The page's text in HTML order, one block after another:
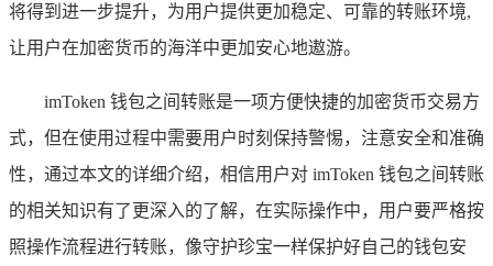
将得到进一步提升，为用户提供更加稳定、可靠的转账环境,
让用户在加密货币的海洋中更加安心地遨游。
imToken 钱包之间转账是一项方便快捷的加密货币交易方
式，但在使用过程中需要用户时刻保持警惕，注意安全和准确
性，通过本文的详细介绍，相信用户对 imToken 钱包之间转账
的相关知识有了更深入的了解，在实际操作中，用户要严格按
照操作流程进行转账，像守护珍宝一样保护好自己的钱包安